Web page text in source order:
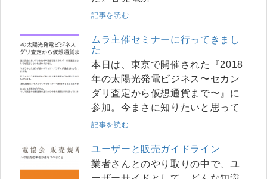
記事を読む
ムラ主催セミナーに行ってきまし
た
本日は、東京で開催された『2018
年の太陽光発電ビジネス〜セカン
ダリ査定から仮想通貨まで〜』に
参加。今まさに知りたいと思って
記事を読む
ユーザーと販売ガイドライン
業者さんとのやり取りの中で、ユ